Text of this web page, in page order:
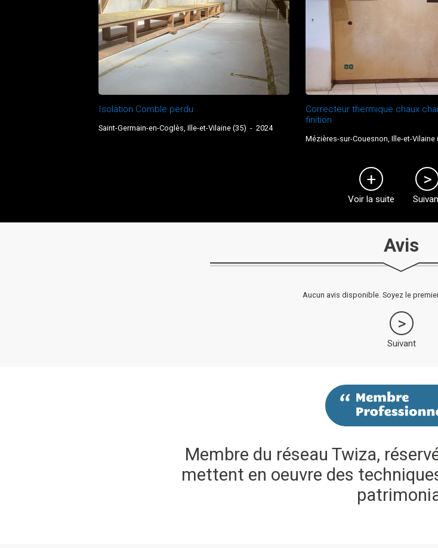
Isolation Comble perdu
Saint-Germain-en-Coglès, Ille-et-Vilaine (35) -2024
Correcteur thermique chaux
finition
Mézières-sur-Couesnon, Ille-et-Vilaine
Voir la suite
Avis
Aucun avis disponible. Soyez le
Suivant
Membre du réseau Twiza,
mettent en oeuvre des